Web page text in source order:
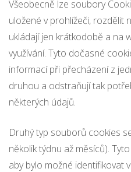
Všeobecně lze soubory
uložené v prohlížeči, rozdělit
ukládají jen krátkodobě a na
využívání. Tyto dočasné
informací při přecházení z
druhou a odstraňují tak
některých údajů.
Druhý typ souborů cookies
několik týdnu až měsíců).
aby bylo možné identifikovat